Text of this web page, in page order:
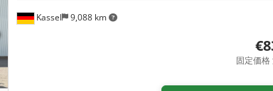
Kassel 9,088 km
固定価格